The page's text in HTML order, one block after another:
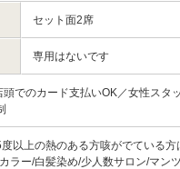
セット面2席
専用はないです
でのカード支払いOK／女性スタ
以上の熱のある方咳がでている方
ラー/白髪染め/少人数サロン/マン